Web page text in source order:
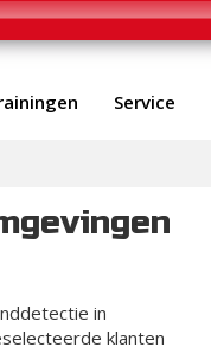
Service
in
klanten